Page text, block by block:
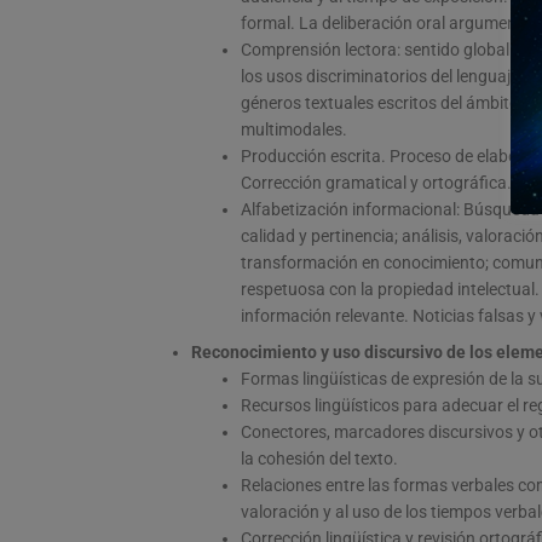
formal. La deliberación oral
Comprensión lectora: sentido global
los usos discriminatorios del lenguaje
géneros textuales escritos del ámbito
multimodales.
Producción escrita. Proceso de
Corrección gramatical y ortográfica.
Alfabetización informacional:
calidad y pertinencia; análisis,
transformación en conocimiento;
respetuosa con la propiedad
información relevante. Noticias falsas y
Reconocimiento y uso discursivo de los
Formas lingüísticas de expresión de la
Recursos lingüísticos para adecuar el
Conectores, marcadores discursivos y
la cohesión del texto.
Relaciones entre las formas verbales
valoración y al uso de los tiempos